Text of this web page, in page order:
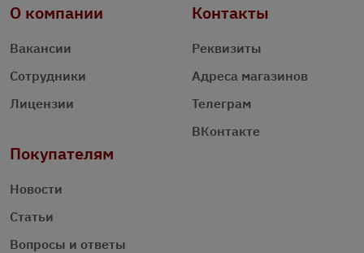
О компании
Вакансии
Сотрудники
Лицензии
Контакты
Реквизиты
Адреса магазинов
Телеграм
ВКонтакте
Покупателям
Новости
Статьи
Вопросы и ответы